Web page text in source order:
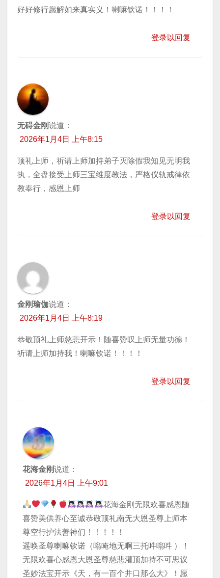
好好修行愿解如来真实义！喇嘛钦诺！！！！
登录以回复
无碍金刚说道：
2026年1月4日 上午8:15
顶礼上师，祈请上师加持弟子灭除假我知见无明我
执，全盘接受上师三宝维度教法，严格仪轨戒律依
教奉行，感恩上师
登录以回复
金刚瑜伽说道：
2026年1月4日 上午8:19
恭敬顶礼上师慈悲开示！随喜赞叹上师无量功德！
祈请上师加持我！喇嘛钦诺！！！！
登录以回复
花海金刚说道：
2026年1月4日 上午9:01
花海金刚无限欢喜感恩随
喜赞美供养心至诚恭敬顶礼南无大恩圣尊上师本
尊空行护法善神们！！！！！
遥唤圣尊喇嘛钦诺（嗡唵地无啊三托吽嗡吽 ）！
无限欢喜心感恩大恩圣尊慈悲灌顶加持不可思议
圣妙法宝开示《天，有一百个井口那么大》！愿